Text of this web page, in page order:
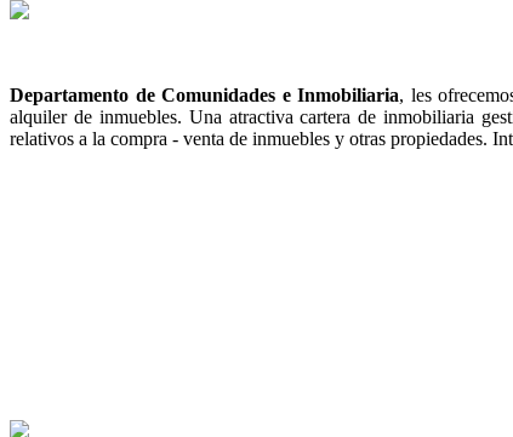
Departamento de Comunidades e Inmobiliaria, les
alquiler de inmuebles. Una atractiva cartera de inmobiliaria
relativos a la compra - venta de inmuebles y otras propiedades.